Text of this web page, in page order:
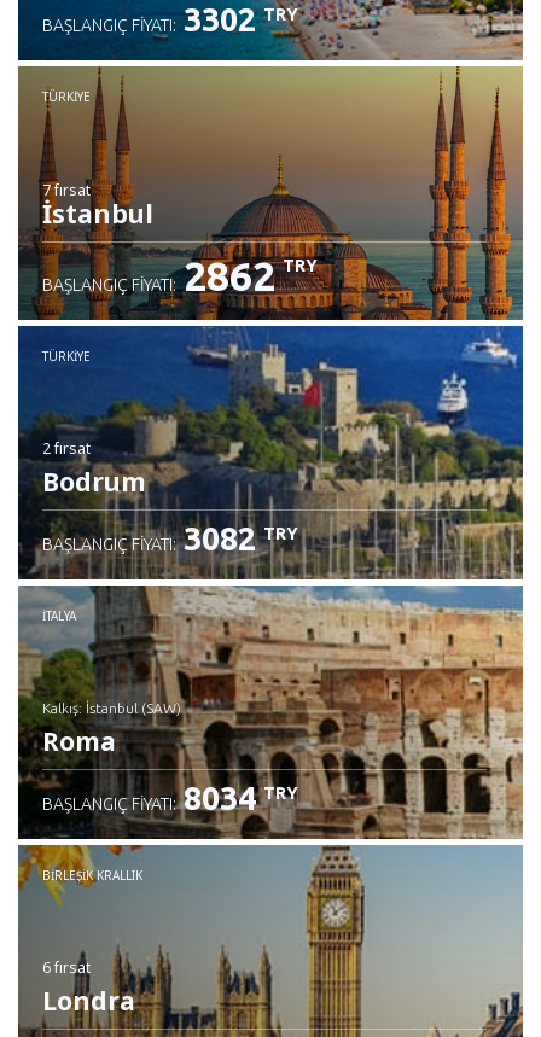
BAŞLANGIÇ FIYATI: 3302 TRY
TÜRKIYE
7 fırsat
İstanbul
BAŞLANGIÇ FIYATI: 2862 TRY
TÜRKIYE
2 fırsat
Bodrum
BAŞLANGIÇ FIYATI: 3082 TRY
İTALYA
Kalkış: İstanbul (SAW)
Roma
İncele
BAŞLANGIÇ FIYATI: 8034 TRY
BIRLEŞIK KRALLIK
6 fırsat
Londra